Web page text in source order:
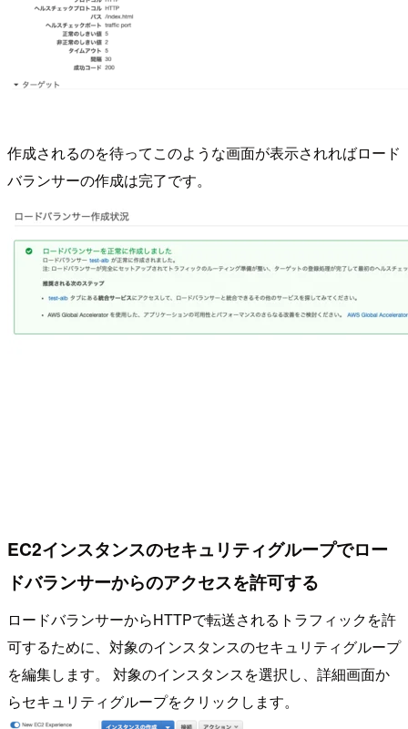
作成されるのを待ってこのような画面が表示されればロード
バランサーの作成は完了です。
EC2インスタンスのセキュリティグループでロー
ドバランサーからのアクセスを許可する
ロードバランサーからHTTPで転送されるトラフィックを許
可するために、対象のインスタンスのセキュリティグループ
を編集します。 対象のインスタンスを選択し、詳細画面か
らセキュリティグループをクリックします。